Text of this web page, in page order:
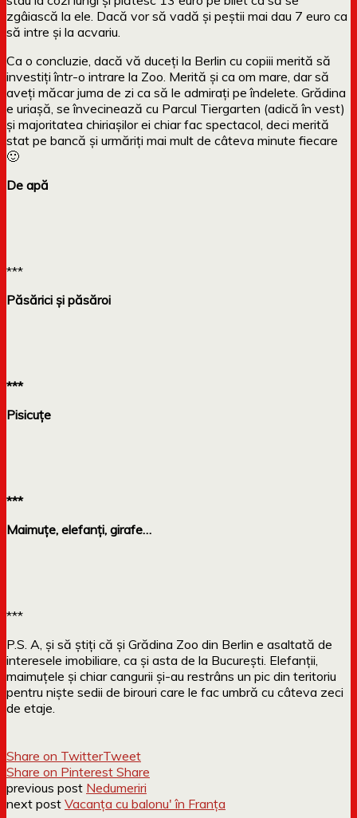
zgâiască la ele. Dacă vor să vadă și peștii mai dau 7 euro ca
să intre și la acvariu.
Ca o concluzie, dacă vă duceți la Berlin cu copiii merită să
investiți într-o intrare la Zoo. Merită și ca om mare, dar să
aveți măcar juma de zi ca să le admirați pe îndelete. Grădina
e uriașă, se învecinează cu Parcul Tiergarten (adică în vest)
și majoritatea chiriașilor ei chiar fac spectacol, deci merită
stat pe bancă și urmăriți mai mult de câteva minute fiecare
🙂
De apă
***
Păsărici și păsăroi
***
Pisicuțe
***
Maimuțe, elefanți, girafe…
***
P.S. A, și să știți că și Grădina Zoo din Berlin e asaltată de
interesele imobiliare, ca și asta de la București. Elefanții,
maimuțele și chiar cangurii și-au restrâns un pic din teritoriu
pentru niște sedii de birouri care le fac umbră cu câteva zeci
de etaje.
Share on TwitterTweet
Share on Pinterest Share
previous post Nedumeriri
next post Vacanța cu balonu' în Franța